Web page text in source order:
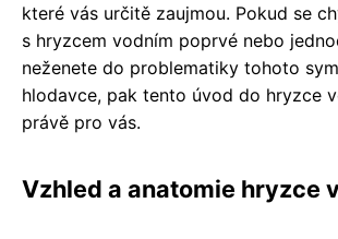
které vás určitě zaujmou. Pokud se
s hryzcem vodním poprvé nebo
neženete do problematiky tohoto
hlodavce, pak tento úvod do hryzce
právě pro vás.
Vzhled a anatomie hryzce